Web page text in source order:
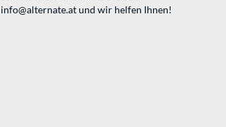
info@alternate.atund wir helfen Ihnen!